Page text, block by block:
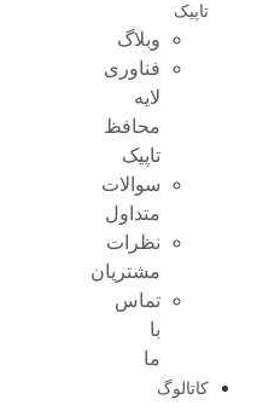
تاپیک
وبلاگ
فناوری
لایه
محافظ
تاپیک
سوالات
متداول
نظرات
مشتریان
تماس
با
ما
کاتالوگ